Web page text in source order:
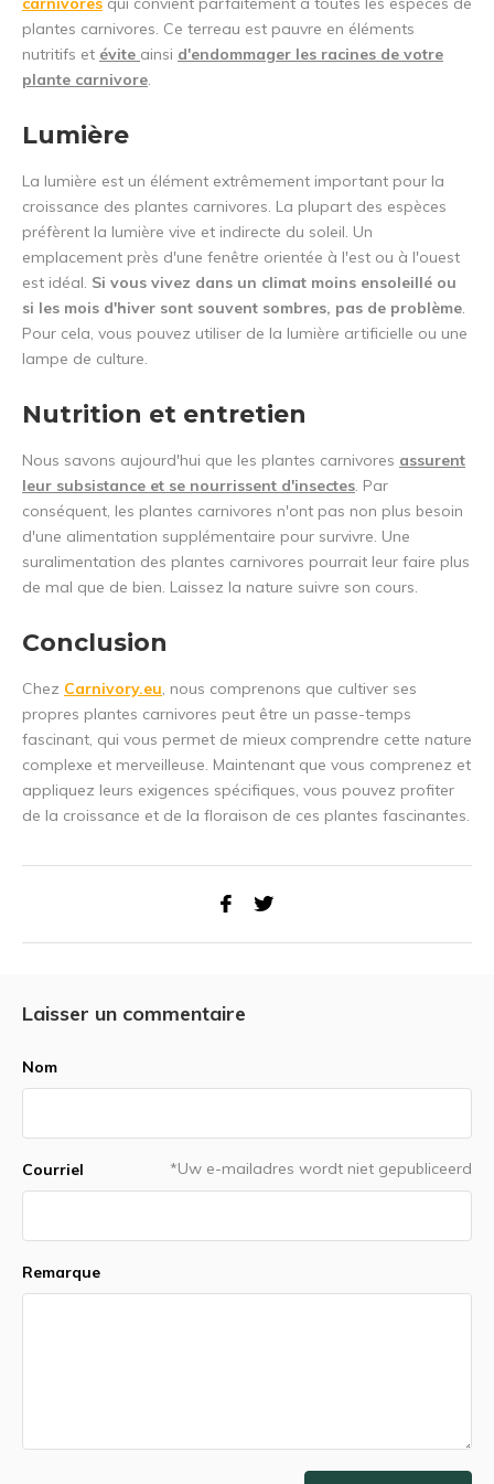
plantes carnivores. Ce terreau est pauvre en éléments
nutritifs et évite ainsi d'endommager les racines de votre
plante carnivore.
Lumière
La lumière est un élément extrêmement important pour la
croissance des plantes carnivores. La plupart des espèces
préfèrent la lumière vive et indirecte du soleil. Un
emplacement près d'une fenêtre orientée à l'est ou à l'ouest
est idéal. Si vous vivez dans un climat moins ensoleillé ou
si les mois d'hiver sont souvent sombres, pas de problème.
Pour cela, vous pouvez utiliser de la lumière artificielle ou une
lampe de culture.
Nutrition et entretien
Nous savons aujourd'hui que les plantes carnivores assurent
leur subsistance et se nourrissent d'insectes. Par
conséquent, les plantes carnivores n'ont pas non plus besoin
d'une alimentation supplémentaire pour survivre. Une
suralimentation des plantes carnivores pourrait leur faire plus
de mal que de bien. Laissez la nature suivre son cours.
Conclusion
Chez Carnivory.eu, nous comprenons que cultiver ses
propres plantes carnivores peut être un passe-temps
fascinant, qui vous permet de mieux comprendre cette nature
complexe et merveilleuse. Maintenant que vous comprenez et
appliquez leurs exigences spécifiques, vous pouvez profiter
de la croissance et de la floraison de ces plantes fascinantes.
Laisser un commentaire
Nom
Courriel *Uw e-mailadres wordt niet gepubliceerd
Remarque